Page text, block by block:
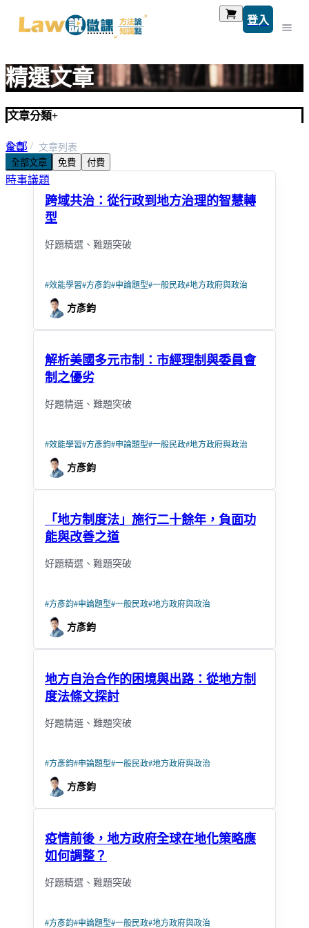
登入
精選文章
文章分類+
全部
考題解析
時事議題
首頁
文章列表
全部文章
免費 付費
跨域共治：從行政到地方治理的智慧轉
型
好題精選、難題突破
#效能學習#方彥鈞#申論題型#一般民政#地方政府與政治
方彥鈞
解析美國多元市制：市經理制與委員會
制之優劣
好題精選、難題突破
#效能學習#方彥鈞#申論題型#一般民政#地方政府與政治
方彥鈞
「地方制度法」施行二十餘年，負面功
能與改善之道
好題精選、難題突破
#方彥鈞#申論題型#一般民政#地方政府與政治
方彥鈞
地方自治合作的困境與出路：從地方制
度法條文探討
好題精選、難題突破
#方彥鈞#申論題型#一般民政#地方政府與政治
方彥鈞
疫情前後，地方政府全球在地化策略應
如何調整？
好題精選、難題突破
#方彥鈞#申論題型#一般民政#地方政府與政治